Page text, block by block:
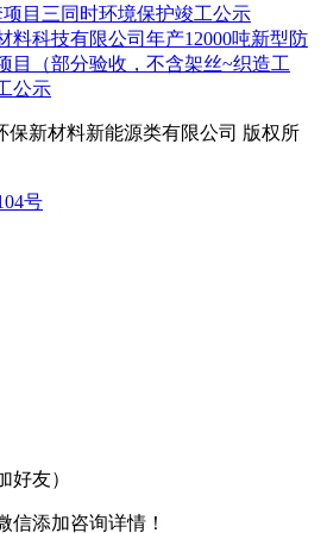
目三同时环境保护竣工公示
料科技有限公司年产12000吨新型防
目（部分验收，不含架丝~织造工
公示
保新材料新能源类有限公司 版权所
号
好友）
信添加咨询详情！